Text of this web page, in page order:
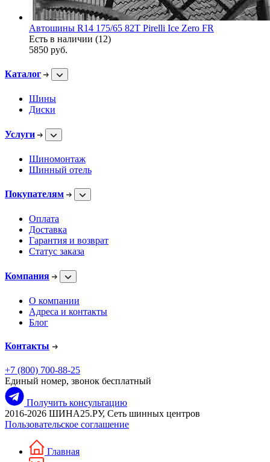
Автошины R14 175/65 82T Pirelli Ice Zero FR
Есть в наличии (12)
5850 руб.
Каталог
Шины
Диски
Услуги
Шиномонтаж
Шинный отель
Покупателям
Оплата
Доставка
Гарантия и возврат
Статус заказа
Компания
О компании
Адреса и контакты
Блог
Контакты
+7 (800) 700-88-25
Единый номер, звонок бесплатный
Получить консультацию
2016-2026 ШИНА25.РУ, Сеть шинных центров
Пользовательское соглашение
Главная